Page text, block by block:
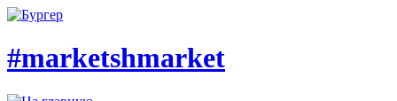
#marketshmarket